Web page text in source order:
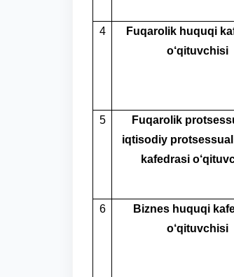
4
Fuqarolik huquqi
o‘qituvchisi
5
Fuqarolik
iqtisodiy
kafedrasi
6
Biznes huquqi
o‘qituvchisi